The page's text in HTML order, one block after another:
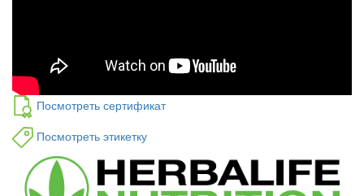
Посмотреть сертификат
Посмотреть этикетку